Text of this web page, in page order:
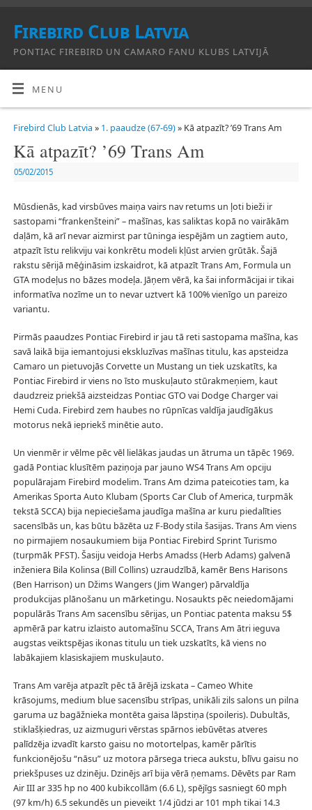
Firebird Club Latvia
PONTIAC FIREBIRD UN CAMARO FANU KLUBS LATVIJĀ
MENU
Firebird Club Latvia » 1. paaudze (67-69)» Kā atpazīt? ’69 Trans Am
Kā atpazīt? ’69 Trans Am
05/02/2015
Mūsdienās, kad virsbūves maiņa vairs nav retums un ļoti bieži ir
sastopami “frankenšteini” – mašīnas, kas saliktas kopā no vairākām
daļām, kā arī nevar aizmirst par tūninga iespējām un zagtiem auto,
atpazīt īstu relikviju vai konkrētu modeli kļūst arvien grūtāk. Šajā
rakstu sērijā mēģināsim izskaidrot, kā atpazīt Trans Am, Formula un
GTA modeļus no bāzes modeļa. Jāņem vērā, ka šai informācijai ir tikai
informatīva nozīme un to nevar uztvert kā 100% vienīgo un pareizo
variantu.
Pirmās paaudzes Pontiac Firebird ir jau tā reti sastopama mašīna, kas
savā laikā bija iemantojusi ekskluzīvas mašīnas titulu, kas apsteidza
Camaro un pietuvojās Corvette un Mustang un tiek uzskatīts, ka
Pontiac Firebird ir viens no īsto muskuļauto stūrakmeņiem, kaut
daudzreiz priekšā aizsteidzas Pontiac GTO vai Dodge Charger vai
Hemi Cuda. Firebird zem haubes no rūpnīcas valdīja jaudīgākus
motorus nekā iepriekš minētie auto.
Un vienmēr ir vēlme pēc vēl lielākas jaudas un ātruma un tāpēc 1969.
gadā Pontiac klusītēm paziņoja par jauno WS4 Trans Am opciju
populārajam Firebird modelim. Trans Am dzima pateicoties tam, ka
Amerikas Sporta Auto Klubam (Sports Car Club of America, turpmāk
tekstā SCCA) bija nepieciešama jaudīga mašīna ar kuru piedalīties
sacensībās un, kas būtu bāzēta uz F-Body stila šasijas. Trans Am viens
no pirmajiem nosaukumiem bija Pontiac Firebird Sprint Turismo
(turpmāk PFST). Šasiju veidoja Herbs Amadss (Herb Adams) galvenā
inženiera Bila Kolinsa (Bill Collins) uzraudzībā, kamēr Bens Harisons
(Ben Harrison) un Džims Wangers (Jim Wanger) pārvaldīja
produkcijas plānošanu un mārketingu. Nosaukts pēc neiedomājami
populārās Trans Am sacensību sērijas, un Pontiac patenta maksu 5$
apmērā par katru izlaisto automašīnu SCCA, Trans Am ātri ieguva
augstas veiktspējas ikonas titulu un tiek uzskatīts, kā viens no
labākajiem klasiskajiem muskuļauto.
Trans Am varēja atpazīt pēc tā ārējā izskata – Cameo White
krāsojums, medium blue sacensību strīpas, unikāli zils salons un pilna
garuma uz bagāžnieka montēta gaisa lāpstiņa (spoileris). Dubultās,
stiklašķiedras, uz aizmuguri vērstas spārnos iebūvētas atveres
palīdzēja izvadīt karsto gaisu no motortelpas, kamēr pārītis
funkcionējošu “nāsu” uz motora pārsega trieca aukstu, blīvu gaisu no
priekšpuses uz dzinēju. Dzinējs arī bija vērā ņemams. Dēvēts par Ram
Air III ar 335 hp no 400 kubikcollām (6.6 L), spējīgs sasniegt 60 mph
(97 km/h) 6.5 sekundēs un pieveikt 1/4 jūdzi ar 101 mph tikai 14.3